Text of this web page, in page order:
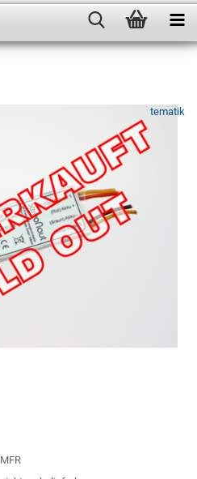
tematik
MFR